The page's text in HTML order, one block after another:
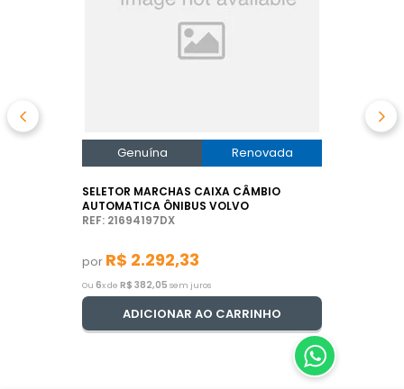
Genuína Renovada
SELETOR MARCHAS CAIXA CÂMBIO
AUTOMATICA ÔNIBUS VOLVO
REF: 21694197DX
por R$ 2.292,33
Ou 6x de R$ 382,05 sem juros
ADICIONAR AO CARRINHO